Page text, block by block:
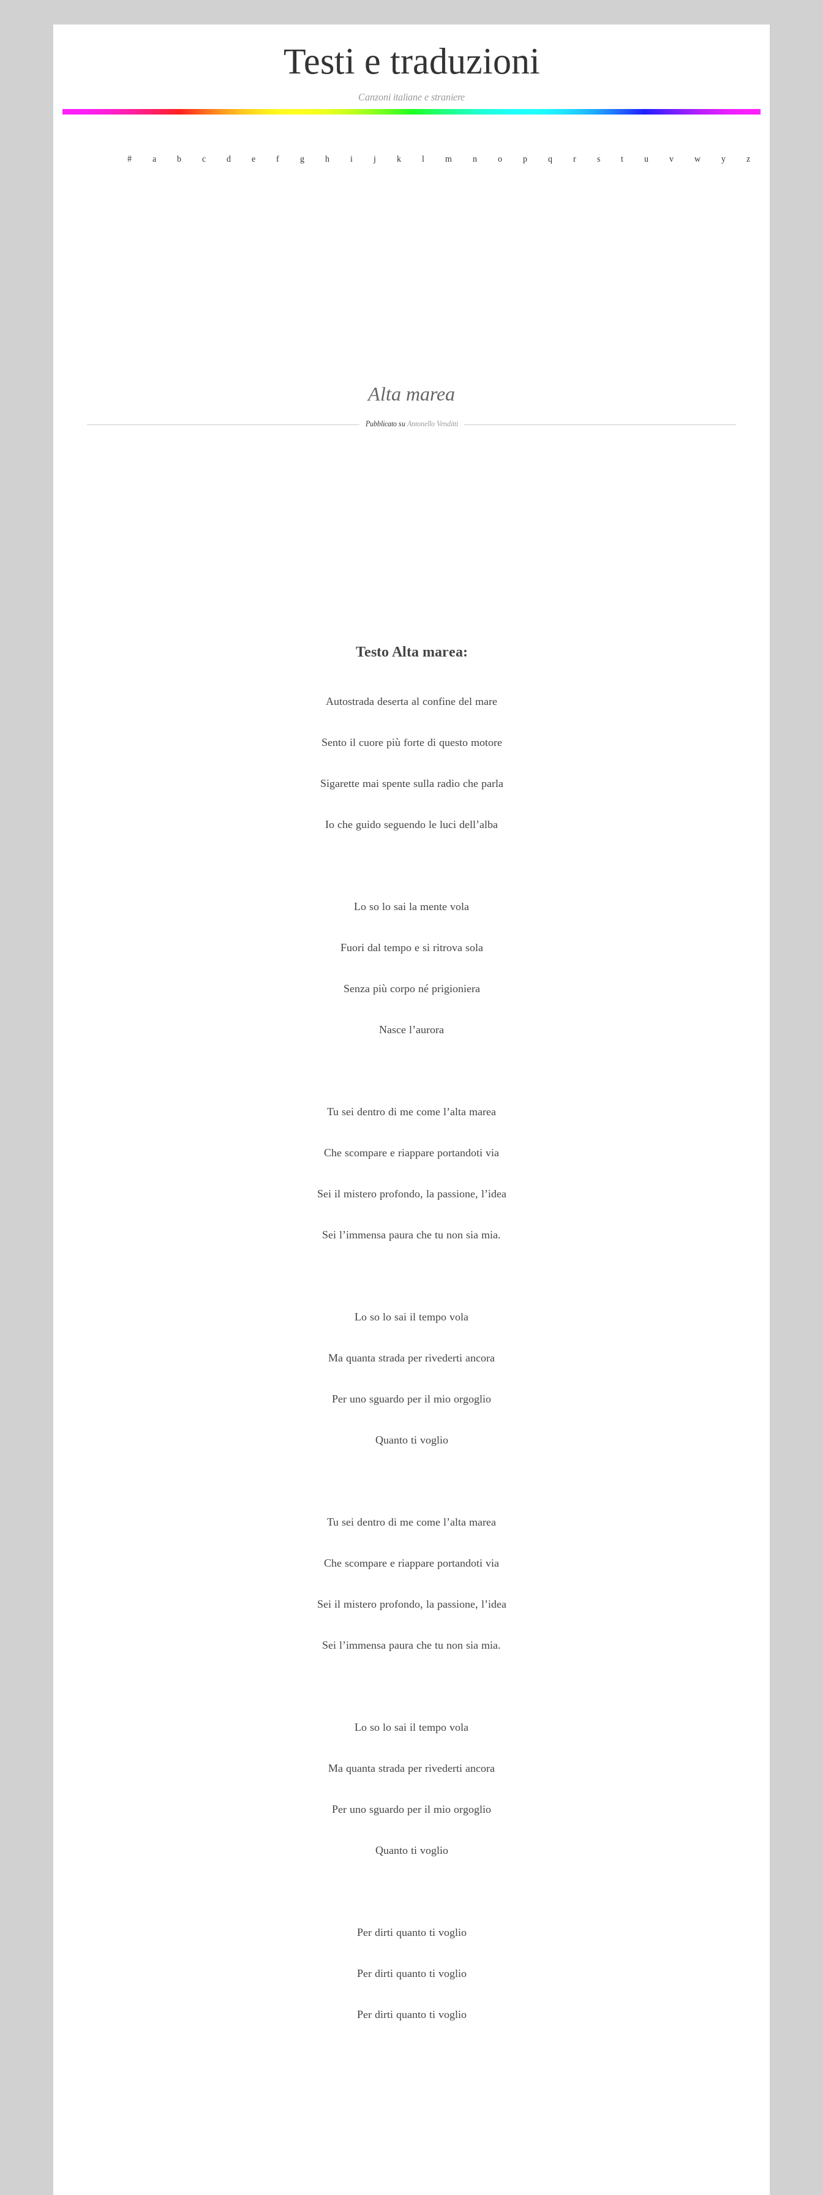
Testi e traduzioni
Canzoni italiane e straniere
# a b c d e f g h i j k l m n o p q r s t u v w y z
Alta marea
Pubblicato suAntonello Venditti
Testo Alta marea:
Autostrada deserta al confine del mare
Sento il cuore più forte di questo motore
Sigarette mai spente sulla radio che parla
Io che guido seguendo le luci dell’alba
Lo so lo sai la mente vola
Fuori dal tempo e si ritrova sola
Senza più corpo né prigioniera
Nasce l’aurora
Tu sei dentro di me come l’alta marea
Che scompare e riappare portandoti via
Sei il mistero profondo, la passione, l’idea
Sei l’immensa paura che tu non sia mia.
Lo so lo sai il tempo vola
Ma quanta strada per rivederti ancora
Per uno sguardo per il mio orgoglio
Quanto ti voglio
Tu sei dentro di me come l’alta marea
Che scompare e riappare portandoti via
Sei il mistero profondo, la passione, l’idea
Sei l’immensa paura che tu non sia mia.
Lo so lo sai il tempo vola
Ma quanta strada per rivederti ancora
Per uno sguardo per il mio orgoglio
Quanto ti voglio
Per dirti quanto ti voglio
Per dirti quanto ti voglio
Per dirti quanto ti voglio